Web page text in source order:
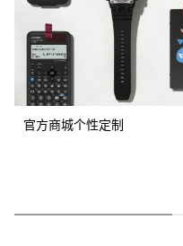
官方商城个性定制